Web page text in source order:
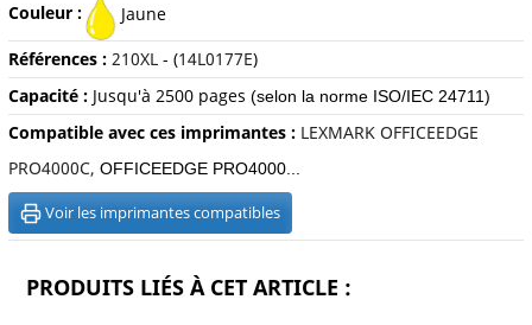
Couleur : Jaune
Références : 210XL- (14L0177E)
Capacité : Jusqu'à 2500 pages (selon la norme ISO/IEC 24711)
Compatible avec ces imprimantes : LEXMARK OFFICEEDGE
PRO4000C, OFFICEEDGE PRO4000...
Voir les imprimantes compatibles
PRODUITS LIÉS À CET ARTICLE :